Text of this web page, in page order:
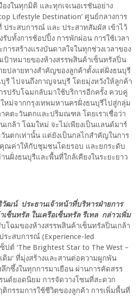
งในทุกมิติ และทุกเจเนอเรชันอย่าง
Lifestyle Destination’ ศูนย์กลางการ
ระสบการณ์ และ ประสาทสัมผัส เข้าไว้
รับทั้งการช้อปปิ้ง การพักผ่อน การใช้เวลา
ารสร้างแรงบันดาลใจในทุกช่วงเวลาของ
ป้าหมายของห้างสรรพสินค้าเซ็นทรัลปิ่น
ยปลายทางสำคัญของลูกค้าตั้งแต่ฝั่งธนบุรี
ไปจนถึงกาญจนบุรี โดยมุ่งหวังให้ลูกค้า
รปรับโฉมกลับมาใช้บริการอีกครั้ง ควบคู่
หม่จากกรุงเทพมหานครฝั่งธนบุรีไปสู่กลุ่ม
คตะวันตกและปริมณฑล โดยเราเชื่อว่า
เกล้า โฉมใหม่ จะไม่เพียงเป็นแลนด์มาร์
นตกเท่านั้น แต่ยังเป็นกลไกสำคัญในการ
คุณค่าให้กับชุมชนโดยรอบ และยกระดับ
ฝั่งธนบุรีและพื้นที่ใกล้เคียงในระยะยาว
วัฒน์ ประธานเจ้าหน้าที่บริหารฝ่ายการ
ซ็นทรัล ในเครือเซ็นทรัล รีเทล กล่าวเพิ่ม
โฉมของห้างสรรพสินค้าเซ็นทรัลปิ่นเกล้า
ระสบการณ์ (Experience-led
ต์ ‘The Brightest Star to The West –
ม’ ที่มุ่งสร้างและสานต่อความผูกพัน
กซึ้งในทุกการมาเยือน ผ่านการคัดสรร
ด์ยอดนิยม การจัดวางโซนที่สะดวก
กรรมการใช้ชีวิตของลูกค้า การเพิ่มพื้นที่